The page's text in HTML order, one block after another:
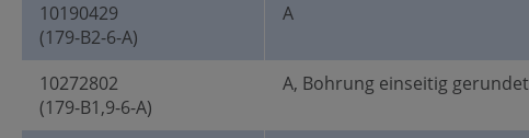
10190429
(179-B2-6-A)
A
10272802
(179-B1,9-6-A)
A, Bohrung einseitig gerundet